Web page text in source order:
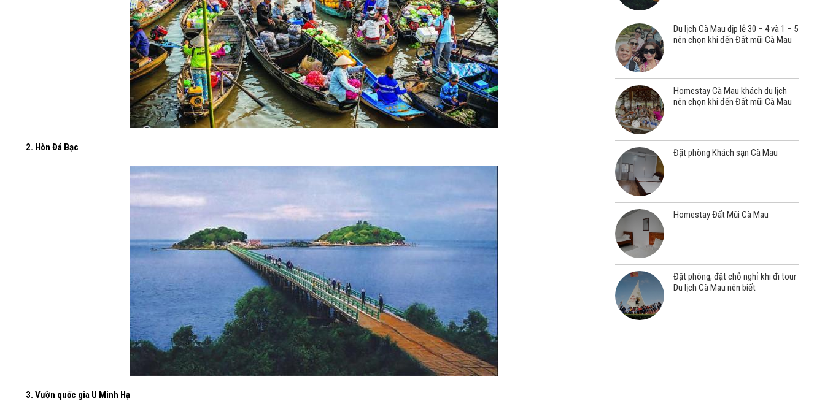
2. Hòn Đá Bạc
3. Vườn quốc gia U Minh Hạ
Du lịch Cà Mau dịp lễ 30 – 4 và 1 – 5
nên chọn khi đến Đất mũi Cà Mau
Homestay Cà Mau khách du lịch
nên chọn khi đến Đất mũi Cà Mau
Đặt phòng Khách sạn Cà Mau
Homestay Đất Mũi Cà Mau
Đặt phòng, đặt chỗ nghỉ khi đi tour
Du lịch Cà Mau nên biết